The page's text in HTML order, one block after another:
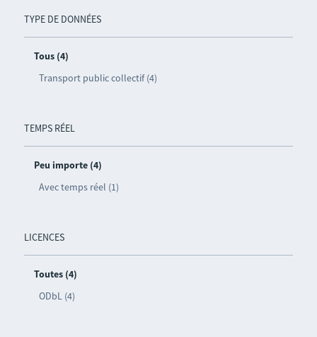
TYPE DE DONNÉES
Tous (4)
Transport public collectif (4)
TEMPS RÉEL
Peu importe (4)
Avec temps réel (1)
LICENCES
Toutes (4)
ODbL (4)